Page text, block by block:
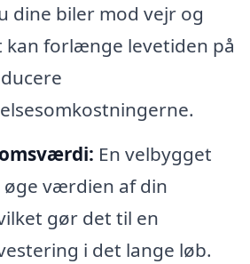
dine biler mod vejr og
kan forlænge levetiden på
En velbygget
værdien af din
gør det til en
i det lange løb.